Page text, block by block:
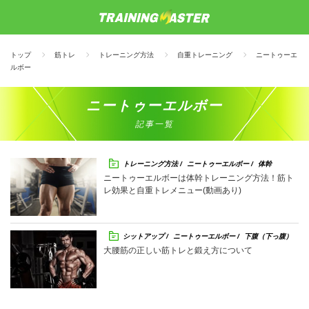
トップ 筋トレ トレーニング方法 自重トレーニング
ニートゥーエ
ルボー
ニートゥーエルボー
記事一覧
トレーニング方法 ニートゥーエルボー 体幹
ニートゥーエルボーは体幹トレーニング方法！筋ト
レ効果と自重トレメニュー(動画あり)
シットアップ ニートゥーエルボー 下腹（下っ腹）
大腰筋の正しい筋トレと鍛え方について